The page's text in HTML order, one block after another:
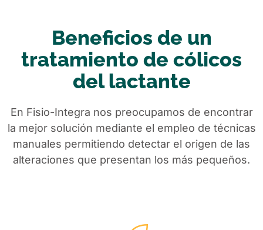
Beneficios de un
tratamiento de cólicos
del lactante
En Fisio-Integra nos preocupamos de encontrar
la mejor solución mediante el empleo de técnicas
manuales permitiendo detectar el origen de las
alteraciones que presentan los más pequeños.